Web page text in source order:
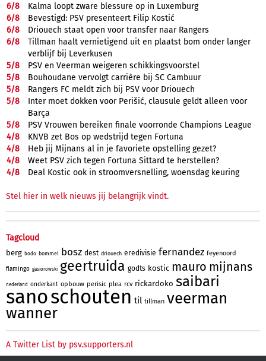
6/8
Kalma loopt zware blessure op in Luxemburg
6/8
Bevestigd: PSV presenteert Filip Kostić
6/8
Driouech staat open voor transfer naar Rangers
6/8
Tillman haalt vernietigend uit en plaatst bom onder langer
verblijf bij Leverkusen
5/8
PSV en Veerman weigeren schikkingsvoorstel
5/8
Bouhoudane vervolgt carrière bij SC Cambuur
5/8
Rangers FC meldt zich bij PSV voor Driouech
5/8
Inter moet dokken voor Perišić, clausule geldt alleen voor
Barça
5/8
PSV Vrouwen bereiken finale voorronde Champions League
4/8
KNVB zet Bos op wedstrijd tegen Fortuna
4/8
Heb jij Mijnans al in je favoriete opstelling gezet?
4/8
Weet PSV zich tegen Fortuna Sittard te herstellen?
4/8 Deal Kostic ook in stroomversnelling, woensdag keuring
Stel hier in welk nieuws jij belangrijk vindt.
Tagcloud
berg bodo bommel bosz dest driouech eredivisie fernandez feyenoord
flamingo gasiorowski geertruida godts kostic mauro mijnans
nederland onderkant opbouw perisic plea rcv rickardoko saibari
sanoschouten til tillman veerman
wanner
A Twitter List by psv.supporters.nl